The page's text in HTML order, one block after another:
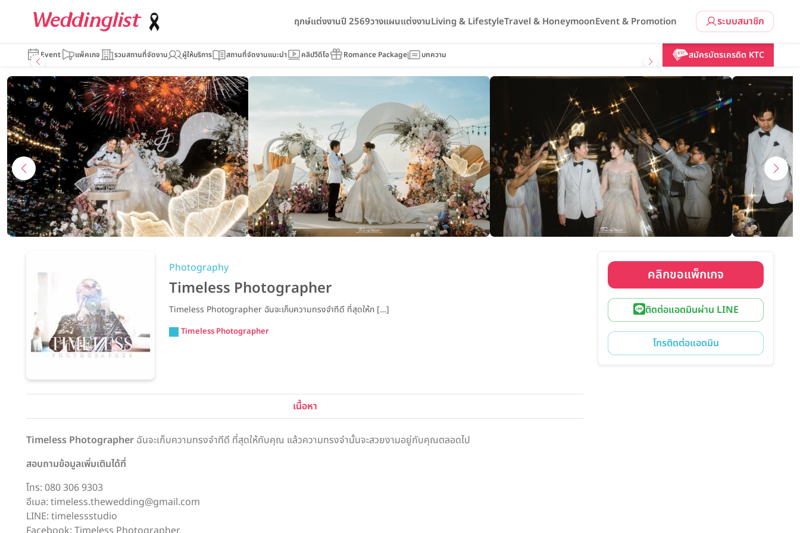
ระบบสมาชิก
ฤกษ์แต่งงานปี 2569วางแผนแต่งงานLiving & LifestyleTravel & HoneymoonEvent & Promotion
Event แพ็คเกจ รวมสถานที่จัดงาน ผู้ให้บริการ สถานที่จัดงานแนะนำ คลิปวีดีโอ Romance Package บทความ สมัครบัตรเครดิต KTC
คลิกขอแพ็กเกจ
Photography
Timeless Photographer
Timeless Photographer ฉันจะเก็บความทรงจำทีดี ที่สุดให้ก […]
Timeless Photographer
เนื้อหา
Timeless Photographer ฉันจะเก็บความทรงจำทีดี ที่สุดให้กับคุณ แล้วความทรงจำนั้นจะสวยงามอยู่กับคุณตลอดไป
สอบถามข้อมูลเพิ่มเติมได้ที่
โทร: 080 306 9303
อีเมล: timeless.thewedding@gmail.com
LINE: timelessstudio
คลิกขอแพ็กเกจ
ติดต่อแอดมินผ่าน LINE
โทรติดต่อแอดมิน